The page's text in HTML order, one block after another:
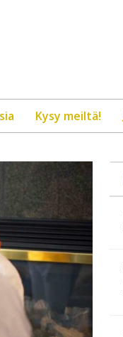
Kysy meiltä!